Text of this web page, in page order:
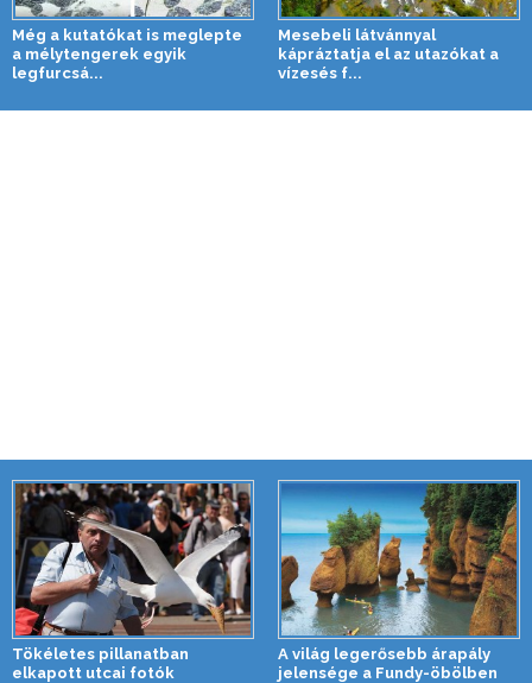
Még a kutatókat is meglepte
a mélytengerek egyik
legfurcsá...
Mesebeli látvánnyal
kápráztatja el az utazókat a
vízesés f...
Tökéletes pillanatban
elkapott utcai fotók
A világ legerősebb árapály
jelensége a Fundy-öbölben